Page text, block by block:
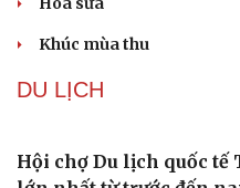
Hiệu sách cũ, không
Đoàn học sinh Việt Nam